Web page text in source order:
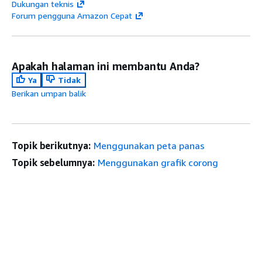
Dukungan teknis
Forum pengguna Amazon Cepat
Apakah halaman ini membantu Anda?
Ya
Tidak
Berikan umpan balik
Topik berikutnya: Menggunakan peta panas
Topik sebelumnya: Menggunakan grafik corong